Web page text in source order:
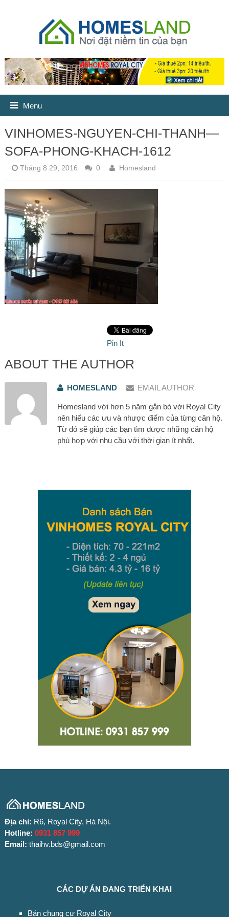
Menu
VINHOMES-NGUYEN-CHI-THANH—
SOFA-PHONG-KHACH-1612
Tháng 8 29, 2016 0 Homesland
Pin It
ABOUT THE AUTHOR
HOMESLAND EMAIL AUTHOR
Homesland với hơn 5 năm gắn bó với Royal City
nên hiểu các ưu và nhược điểm của từng căn hộ.
Từ đó sẽ giúp các bạn tìm được những căn hộ
phù hợp với nhu cầu với thời gian ít nhất.
Địa chỉ: R6, Royal City, Hà Nội.
Hotline: 0931 857 999
Email: thaihv.bds@gmail.com
CÁC DỰ ÁN ĐANG TRIỂN KHAI
Bán chung cư Royal City